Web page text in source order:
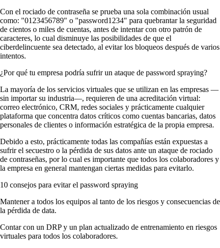
Con el rociado de contraseña se prueba una sola combinación usual
como: "0123456789" o "password1234" para quebrantar la seguridad
de cientos o miles de cuentas, antes de intentar con otro patrón de
caracteres, lo cual disminuye las posibilidades de que el
ciberdelincuente sea detectado, al evitar los bloqueos después de varios
intentos.
¿Por qué tu empresa podría sufrir un ataque de password spraying?
La mayoría de los servicios virtuales que se utilizan en las empresas —
sin importar su industria—, requieren de una acreditación virtual:
correo electrónico, CRM, redes sociales y prácticamente cualquier
plataforma que concentra datos críticos como cuentas bancarias, datos
personales de clientes o información estratégica de la propia empresa.
Debido a esto, prácticamente todas las compañías están expuestas a
sufrir el secuestro o la pérdida de sus datos ante un ataque de rociado
de contraseñas, por lo cual es importante que todos los colaboradores y
la empresa en general mantengan ciertas medidas para evitarlo.
10 consejos para evitar el password spraying
Mantener a todos los equipos al tanto de los riesgos y consecuencias de
la pérdida de data.
Contar con un DRP y un plan actualizado de entrenamiento en riesgos
virtuales para todos los colaboradores.